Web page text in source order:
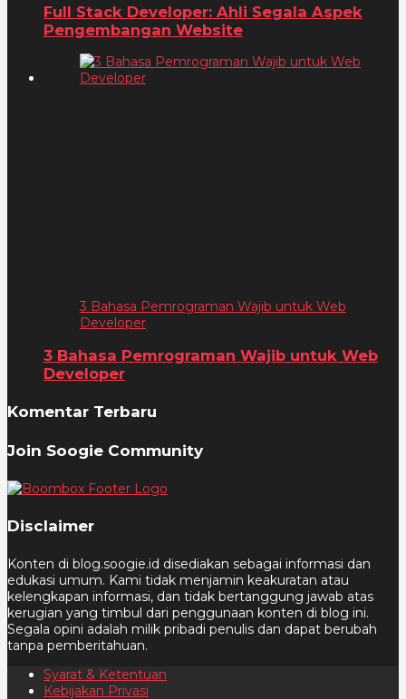
Full Stack Developer: Ahli Segala Aspek
Pengembangan Website
3 Bahasa Pemrograman Wajib untuk Web
Developer
3 Bahasa Pemrograman Wajib untuk Web
Developer
Komentar Terbaru
Join Soogie Community
Disclaimer
Konten di blog.soogie.id disediakan sebagai informasi dan
edukasi umum. Kami tidak menjamin keakuratan atau
kelengkapan informasi, dan tidak bertanggung jawab atas
kerugian yang timbul dari penggunaan konten di blog ini.
Segala opini adalah milik pribadi penulis dan dapat berubah
tanpa pemberitahuan.
Syarat & Ketentuan
Kebijakan Privasi